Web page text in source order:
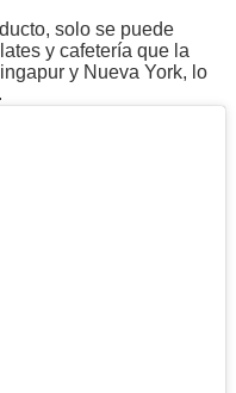
solo se puede
y cafetería que la
y Nueva York, lo